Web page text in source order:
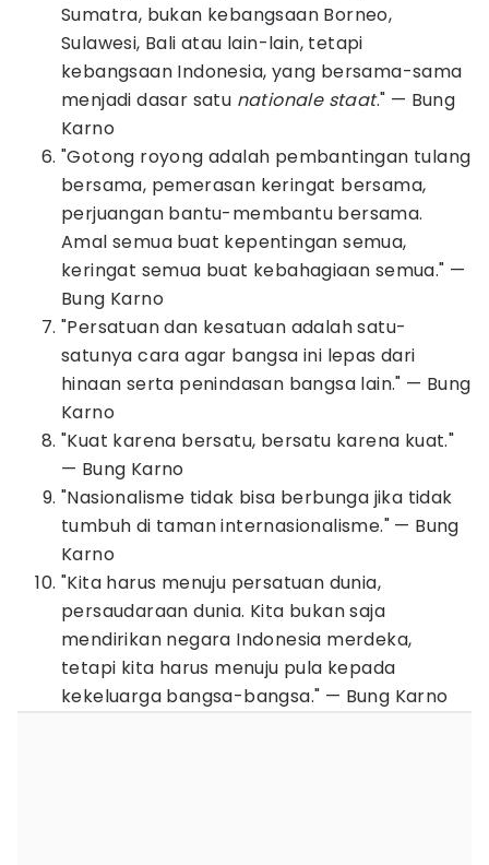
Sumatra, bukan kebangsaan Borneo,
Sulawesi, Bali atau lain-lain, tetapi
kebangsaan Indonesia, yang bersama-sama
menjadi dasar satu nationale staat." — Bung
Karno
"Gotong royong adalah pembantingan tulang
bersama, pemerasan keringat bersama,
perjuangan bantu-membantu bersama.
Amal semua buat kepentingan semua,
keringat semua buat kebahagiaan semua." —
Bung Karno
"Persatuan dan kesatuan adalah satu-
satunya cara agar bangsa ini lepas dari
hinaan serta penindasan bangsa lain." — Bung
Karno
"Kuat karena bersatu, bersatu karena kuat."
— Bung Karno
"Nasionalisme tidak bisa berbunga jika tidak
tumbuh di taman internasionalisme." — Bung
Karno
"Kita harus menuju persatuan dunia,
persaudaraan dunia. Kita bukan saja
mendirikan negara Indonesia merdeka,
tetapi kita harus menuju pula kepada
kekeluarga bangsa-bangsa." — Bung Karno